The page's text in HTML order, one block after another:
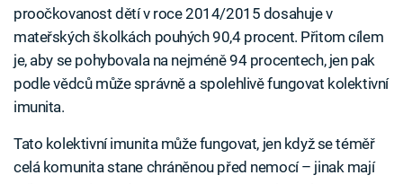
proočkovanost dětí v roce 2014/2015 dosahuje v
mateřských školkách pouhých 90,4 procent. Přitom cílem
je, aby se pohybovala na nejméně 94 procentech, jen pak
podle vědců může správně a spolehlivě fungovat kolektivní
imunita.
Tato kolektivní imunita může fungovat, jen když se téměř
celá komunita stane chráněnou před nemocí – jinak mají